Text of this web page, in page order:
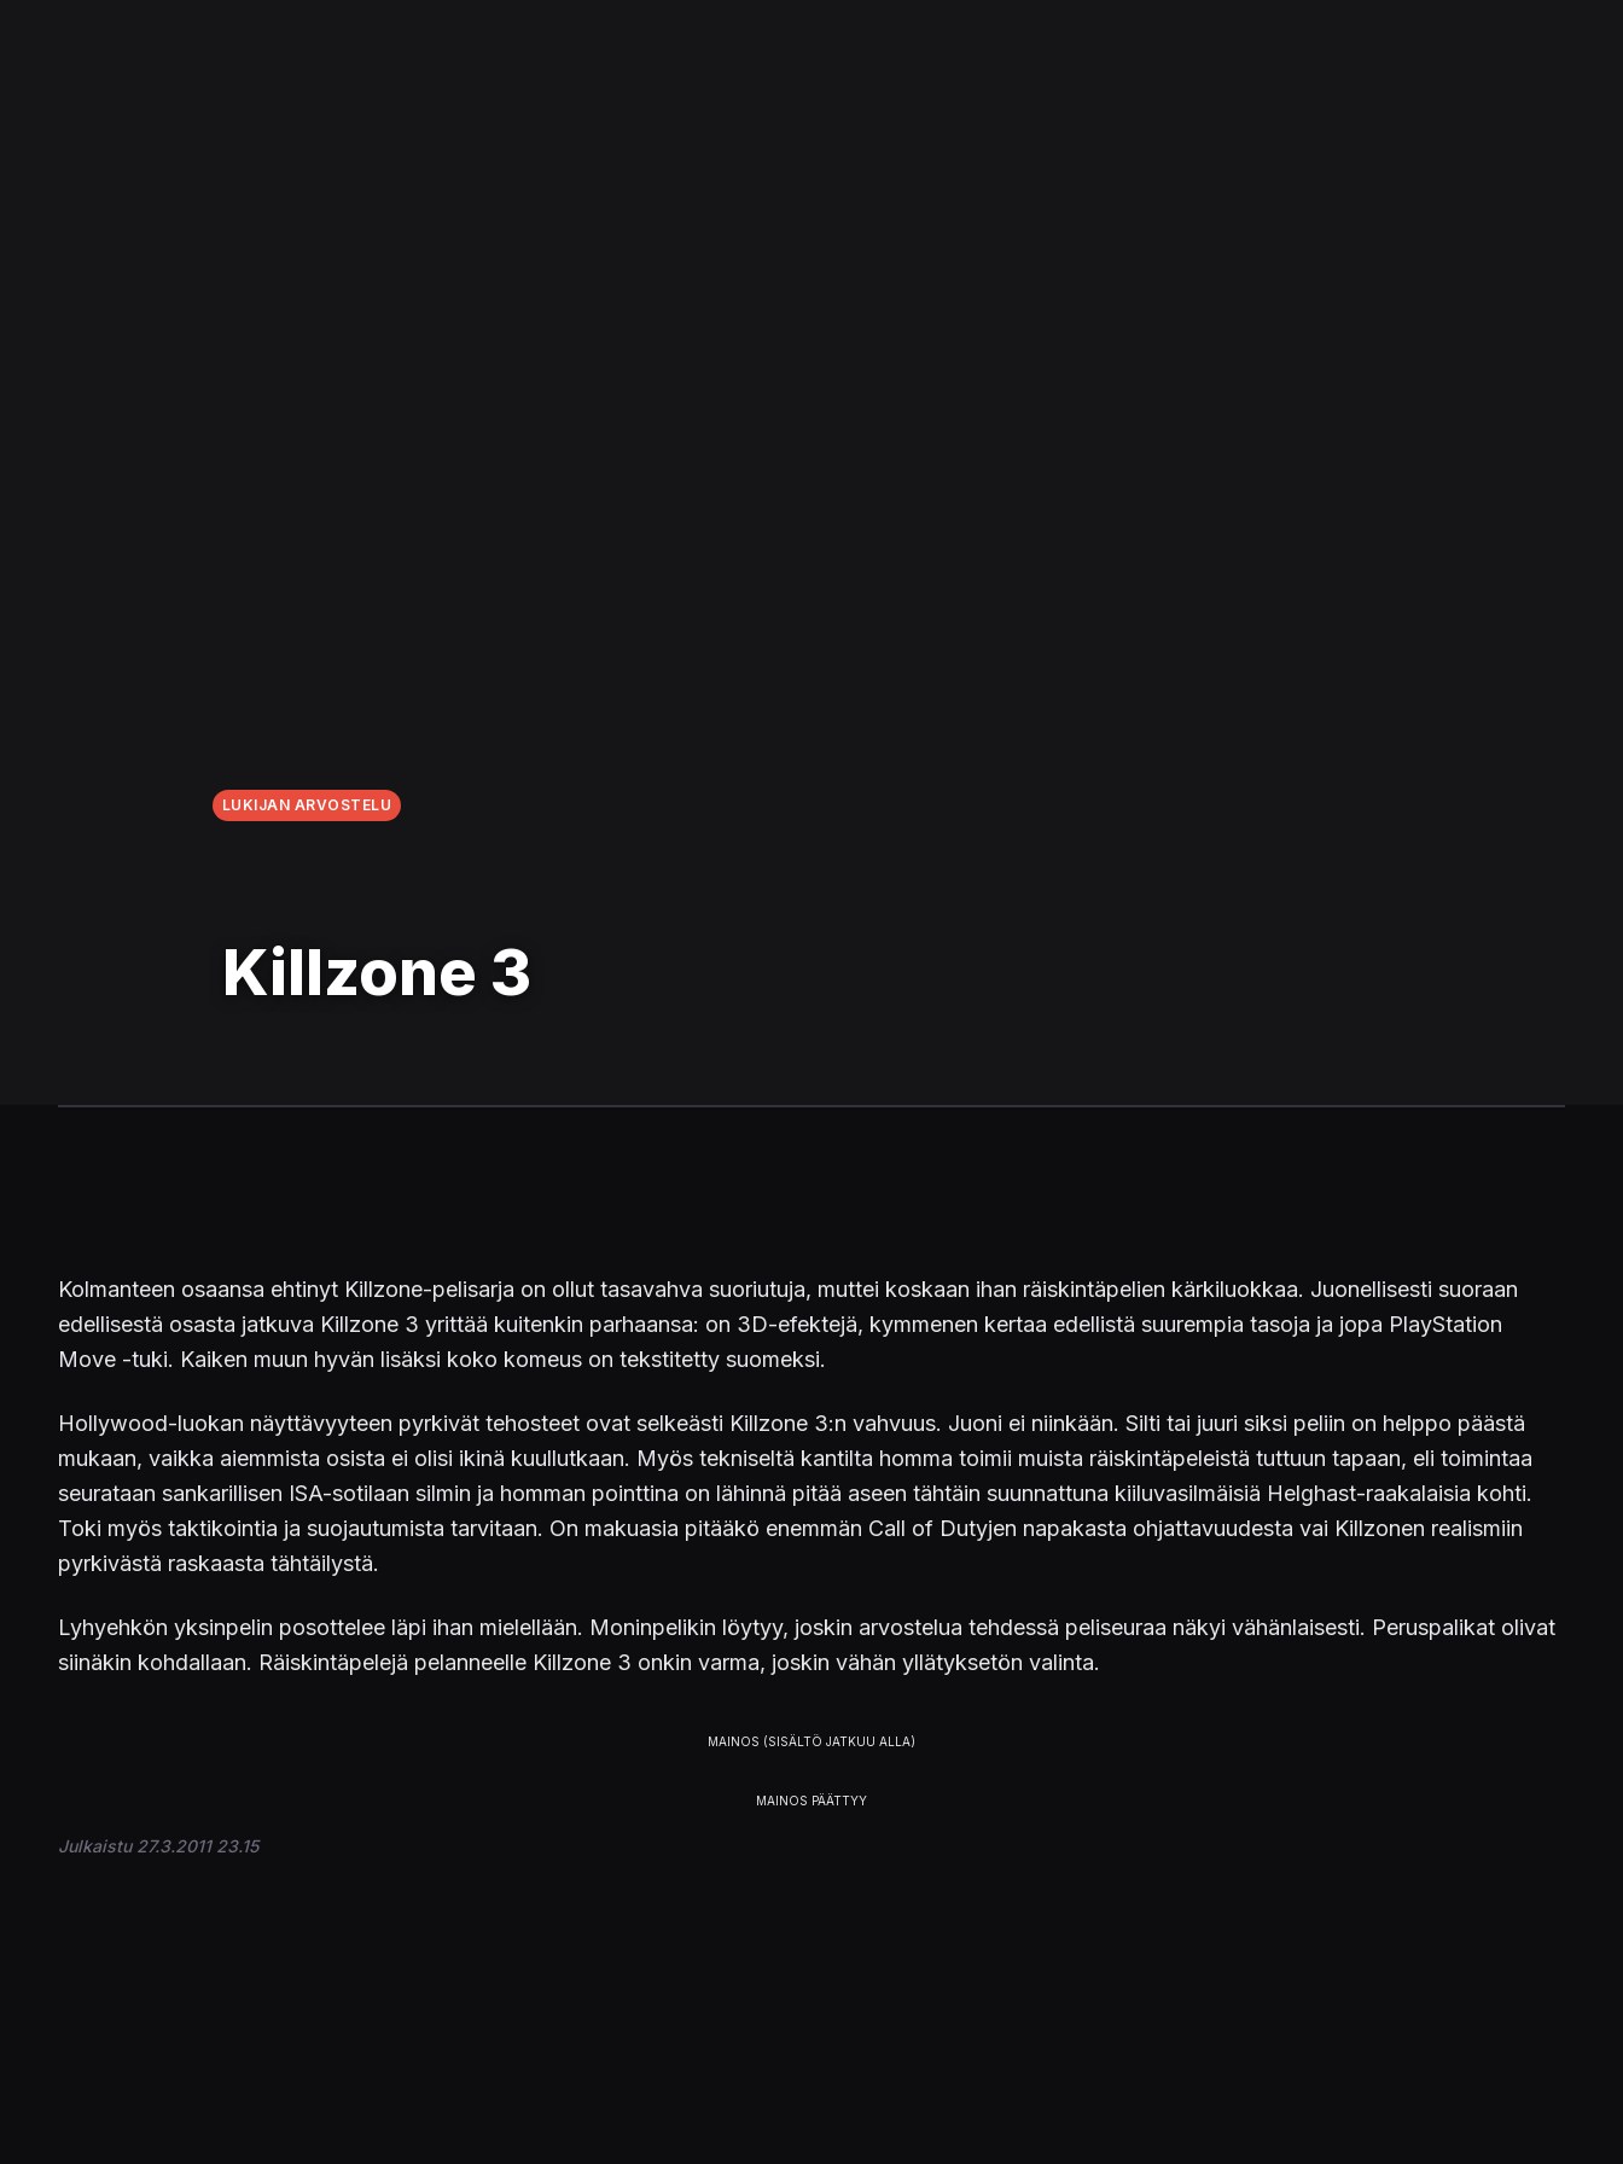
LUKIJAN ARVOSTELU
Killzone 3
Kolmanteen osaansa ehtinyt Killzone-pelisarja on ollut tasavahva suoriutuja, muttei koskaan ihan räiskintäpelien kärkiluokkaa. Juonellisesti suoraan
edellisestä osasta jatkuva Killzone 3 yrittää kuitenkin parhaansa: on 3D-efektejä, kymmenen kertaa edellistä suurempia tasoja ja jopa PlayStation
Move -tuki. Kaiken muun hyvän lisäksi koko komeus on tekstitetty suomeksi.
Hollywood-luokan näyttävyyteen pyrkivät tehosteet ovat selkeästi Killzone 3:n vahvuus. Juoni ei niinkään. Silti tai juuri siksi peliin on helppo päästä
mukaan, vaikka aiemmista osista ei olisi ikinä kuullutkaan. Myös tekniseltä kantilta homma toimii muista räiskintäpeleistä tuttuun tapaan, eli toimintaa
seurataan sankarillisen ISA-sotilaan silmin ja homman pointtina on lähinnä pitää aseen tähtäin suunnattuna kiiluvasilmäisiä Helghast-raakalaisia kohti.
Toki myös taktikointia ja suojautumista tarvitaan. On makuasia pitääkö enemmän Call of Dutyjen napakasta ohjattavuudesta vai Killzonen realismiin
pyrkivästä raskaasta tähtäilystä.
Lyhyehkön yksinpelin posottelee läpi ihan mielellään. Moninpelikin löytyy, joskin arvostelua tehdessä peliseuraa näkyi vähänlaisesti. Peruspalikat olivat
siinäkin kohdallaan. Räiskintäpelejä pelanneelle Killzone 3 onkin varma, joskin vähän yllätyksetön valinta.
Julkaistu 27.3.2011 23.15